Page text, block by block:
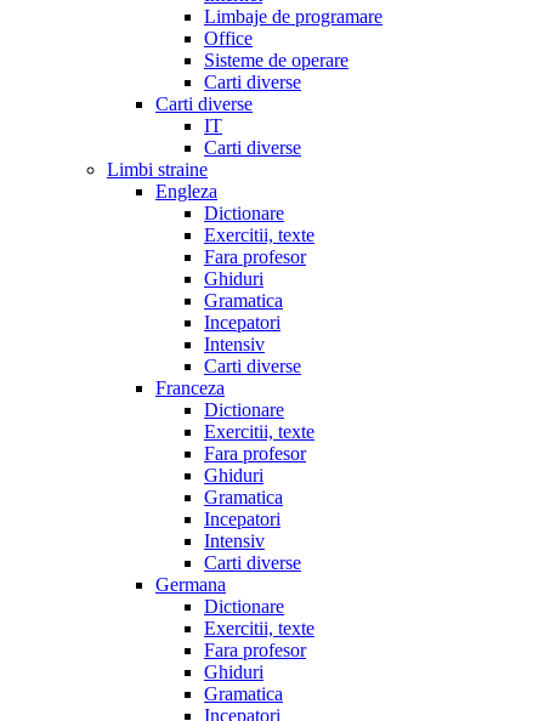
Limbaje de programare
Office
Sisteme de operare
Carti diverse
Carti diverse
IT
Carti diverse
Limbi straine
Engleza
Dictionare
Exercitii, texte
Fara profesor
Ghiduri
Gramatica
Incepatori
Intensiv
Carti diverse
Franceza
Dictionare
Exercitii, texte
Fara profesor
Ghiduri
Gramatica
Incepatori
Intensiv
Carti diverse
Germana
Dictionare
Exercitii, texte
Fara profesor
Ghiduri
Gramatica
Incepatori